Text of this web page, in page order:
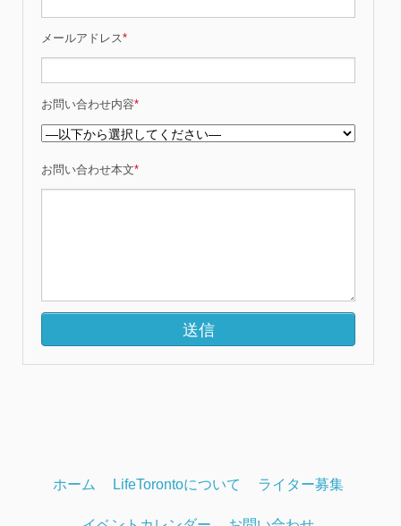
メールアドレス*
お問い合わせ内容*
お問い合わせ本文*
ホーム LifeTorontoについて ライター募集